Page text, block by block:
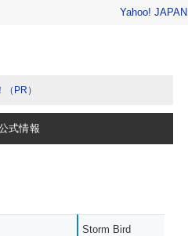
Yahoo! JAPAN
PR）
式情報
Storm Bird